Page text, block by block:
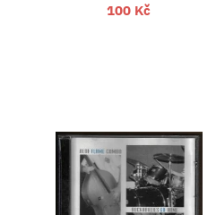
100 Kč